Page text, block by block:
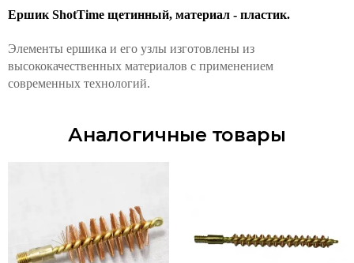
Ершик ShotTime щетинный, материал - пластик.
Элементы ершика и его узлы изготовлены из
высококачественных материалов с применением
современных технологий.
Аналогичные товары